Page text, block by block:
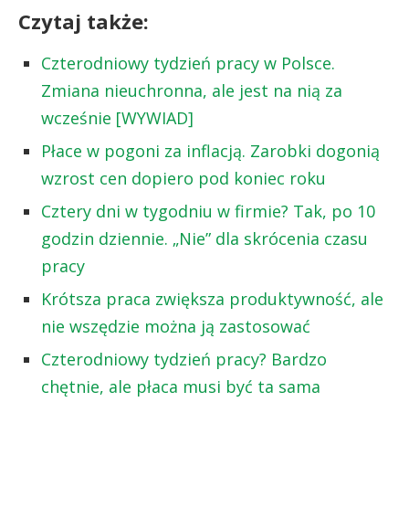
Czytaj także:
Czterodniowy tydzień pracy w Polsce.
Zmiana nieuchronna, ale jest na nią za
wcześnie [WYWIAD]
Płace w pogoni za inflacją. Zarobki dogonią
wzrost cen dopiero pod koniec roku
Cztery dni w tygodniu w firmie? Tak, po 10
godzin dziennie. „Nie” dla skrócenia czasu
pracy
Krótsza praca zwiększa produktywność, ale
nie wszędzie można ją zastosować
Czterodniowy tydzień pracy? Bardzo
chętnie, ale płaca musi być ta sama